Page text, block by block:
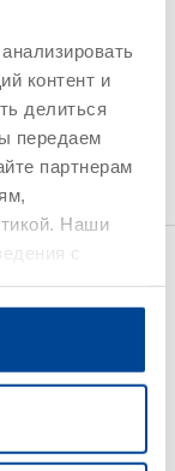
контент и
делиться
передаем
партнерам
Наши
с
версиях